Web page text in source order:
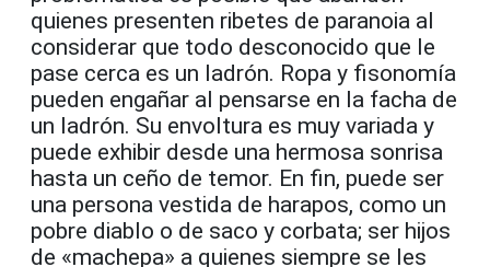
quienes presenten ribetes de paranoia al
considerar que todo desconocido que le
pase cerca es un ladrón. Ropa y fisonomía
pueden engañar al pensarse en la facha de
un ladrón. Su envoltura es muy variada y
puede exhibir desde una hermosa sonrisa
hasta un ceño de temor. En fin, puede ser
una persona vestida de harapos, como un
pobre diablo o de saco y corbata; ser hijos
de «machepa» a quienes siempre se les